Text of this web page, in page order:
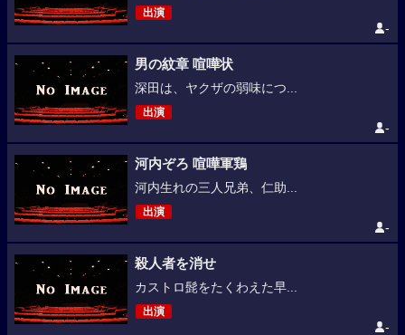
出演
-
男の紋章 喧嘩状
深田は、ヤクザの弱味につ...
出演
-
河内ぞろ 喧嘩軍鶏
河内生れの三人兄弟、仁助...
出演
-
殺人者を消せ
カストロ髭をたくわえた早...
出演
-